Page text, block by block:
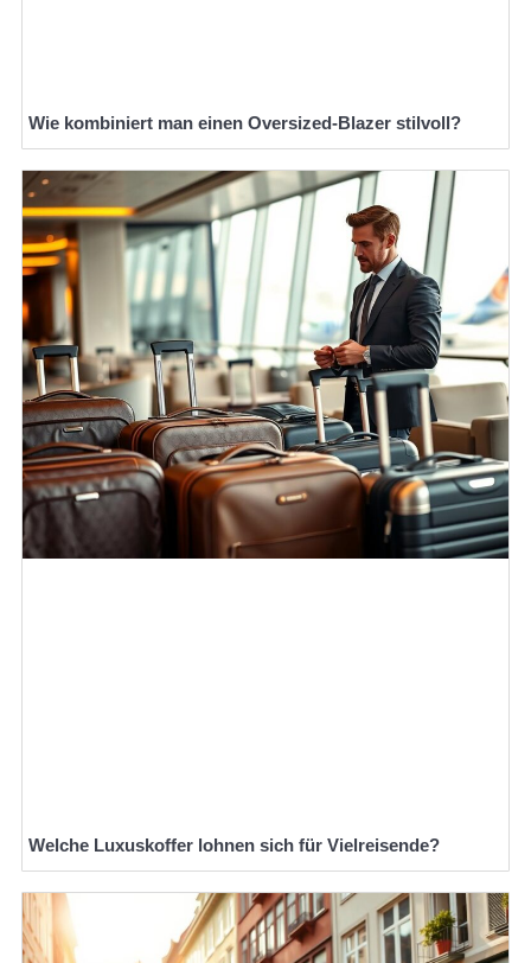
Wie kombiniert man einen Oversized-Blazer stilvoll?
Welche Luxuskoffer lohnen sich für Vielreisende?